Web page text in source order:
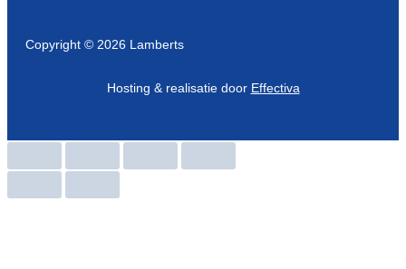
Copyright © 2026 Lamberts
Hosting & realisatie door Effectiva